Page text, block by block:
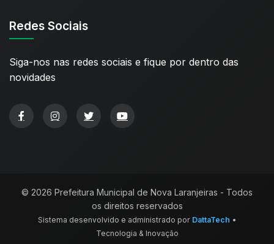
Redes Sociais
Siga-nos nas redes sociais e fique por dentro das
novidades
© 2026 Prefeitura Municipal de Nova Laranjeiras - Todos
os direitos reservados
Sistema desenvolvido e administrado por DattaTech •
Tecnologia & Inovação